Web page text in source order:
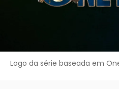
Logo da série baseada em